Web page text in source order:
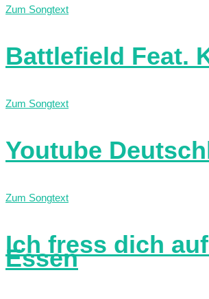
Zum Songtext
Battlefield Feat.
Zum Songtext
Youtube
Zum Songtext
Ich fress dich
Essen